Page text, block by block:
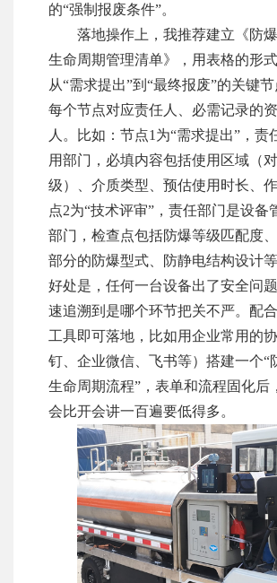
的“强制报废条件”。
落地操作上，我推荐建立《防
生命周期管理清单》，用表格的形
从“需求提出”到“最终报废”的关键节
每个节点对应责任人、必需记录的
人。比如：节点1为“需求提出”，责
用部门，必填内容包括使用区域（
级）、介质类型、预估使用时长、
点2为“技术评审”，责任部门是设备
部门，检查点包括防爆等级匹配度
部分的防爆型式、防静电结构设计
好处是，任何一台设备出了安全问
速追溯到是哪个环节把关不严。配
工具即可落地，比如用企业常用的
钉、企业微信、飞书等）搭建一个“
生命周期流程”，表单和流程固化后
会比开会讲一百遍要低得多。